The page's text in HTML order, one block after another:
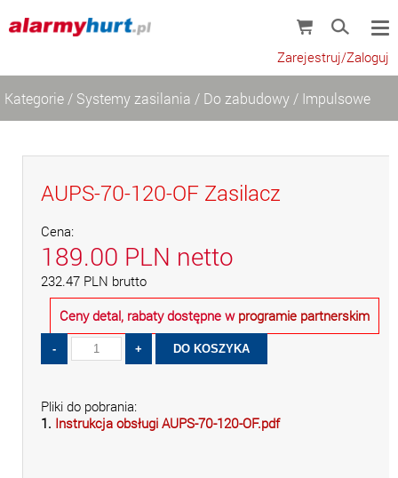
Zarejestruj/Zaloguj
Kategorie / Systemy zasilania / Do zabudowy / Impulsowe
AUPS-70-120-OF Zasilacz
Cena:
189.00 PLN netto
232.47 PLN brutto
Ceny detal, rabaty dostępne w programie partnerskim
Pliki do pobrania:
1. Instrukcja obsługi AUPS-70-120-OF.pdf